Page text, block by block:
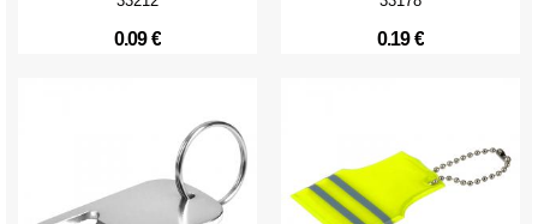
0.09 € 0.19 €